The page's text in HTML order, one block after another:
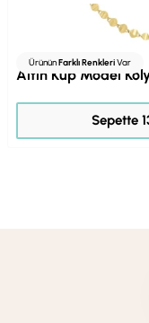
ÜrününFarklı RenkleriVar
Altın Küp Model
Sepette